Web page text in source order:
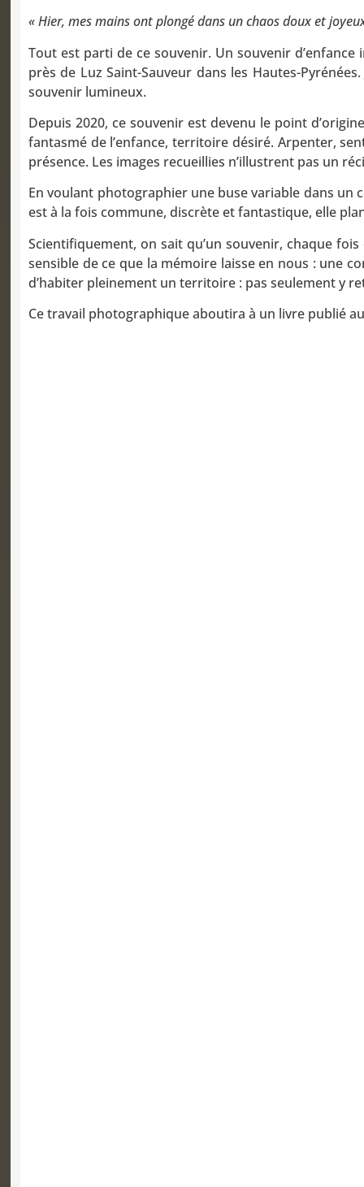
« Hier, mes mains ont plongé dans un chaos doux et
Tout est parti de ce souvenir. Un souvenir
près de Luz Saint-Sauveur dans les Hautes-
souvenir lumineux.
Depuis 2020, ce souvenir est devenu le point
fantasmé de l’enfance, territoire désiré. Arpenter,
présence. Les images recueillies n’illustrent pas un
En voulant photographier une buse variable dans un
est à la fois commune, discrète et fantastique, elle
Scientifiquement, on sait qu’un souvenir, chaque
sensible de ce que la mémoire laisse en nous : une
d’habiter pleinement un territoire : pas seulement y
Ce travail photographique aboutira à un livre publié